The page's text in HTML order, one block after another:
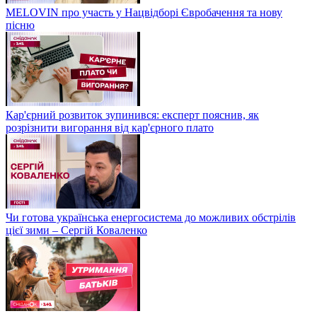
MELOVIN про участь у Нацвідборі Євробачення та нову
пісню
Кар'єрний розвиток зупинився: експерт пояснив, як
розрізнити вигорання від кар'єрного плато
Чи готова українська енергосистема до можливих обстрілів
цієї зими – Сергій Коваленко